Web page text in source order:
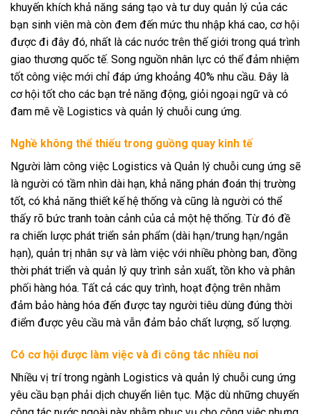
khuyến khích khả năng sáng tạo và tư duy quản lý của các
bạn sinh viên mà còn đem đến mức thu nhập khá cao, cơ hội
được đi đây đó, nhất là các nước trên thế giới trong quá trình
giao thương quốc tế. Song nguồn nhân lực có thể đảm nhiệm
tốt công việc mới chỉ đáp ứng khoảng 40% nhu cầu. Đây là
cơ hội tốt cho các bạn trẻ năng động, giỏi ngoại ngữ và có
đam mê về Logistics và quản lý chuỗi cung ứng.
Nghề không thể thiếu trong guồng quay kinh tế
Người làm công việc Logistics và Quản lý chuỗi cung ứng sẽ
là người có tầm nhìn dài hạn, khả năng phán đoán thị trường
tốt, có khả năng thiết kế hệ thống và cũng là người có thể
thấy rõ bức tranh toàn cảnh của cả một hệ thống. Từ đó đề
ra chiến lược phát triển sản phẩm (dài hạn/trung hạn/ngắn
hạn), quản trị nhân sự và làm việc với nhiều phòng ban, đồng
thời phát triển và quản lý quy trình sản xuất, tồn kho và phân
phối hàng hóa. Tất cả các quy trình, hoạt động trên nhằm
đảm bảo hàng hóa đến được tay người tiêu dùng đúng thời
điểm được yêu cầu mà vẫn đảm bảo chất lượng, số lượng.
Có cơ hội được làm việc và đi công tác nhiều nơi
Nhiều vị trí trong ngành Logistics và quản lý chuỗi cung ứng
yêu cầu bạn phải dịch chuyển liên tục. Mặc dù những chuyến